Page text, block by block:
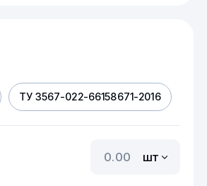
ТУ 3567-022-66158671-2016
шт